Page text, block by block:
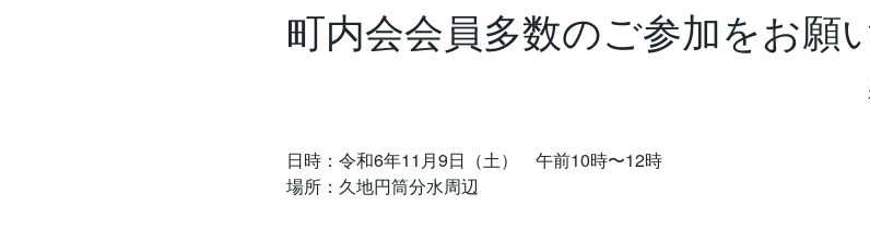
町内会会員多数のご参加をお願
久地
消
日時：令和6年11月9日（土） 午前10時〜12時
場所：久地円筒分水周辺